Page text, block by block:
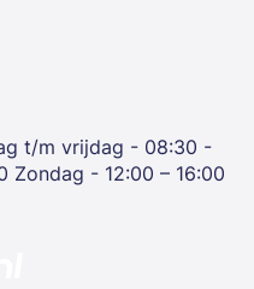
t/m vrijdag - 08:30 -
Zondag - 12:00 – 16:00